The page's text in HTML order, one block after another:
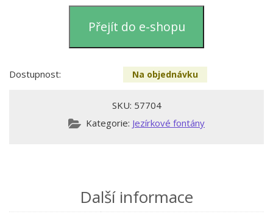
Přejít do e-shopu
Dostupnost: Na objednávku
SKU: 57704
Kategorie: Jezírkové fontány
Další informace